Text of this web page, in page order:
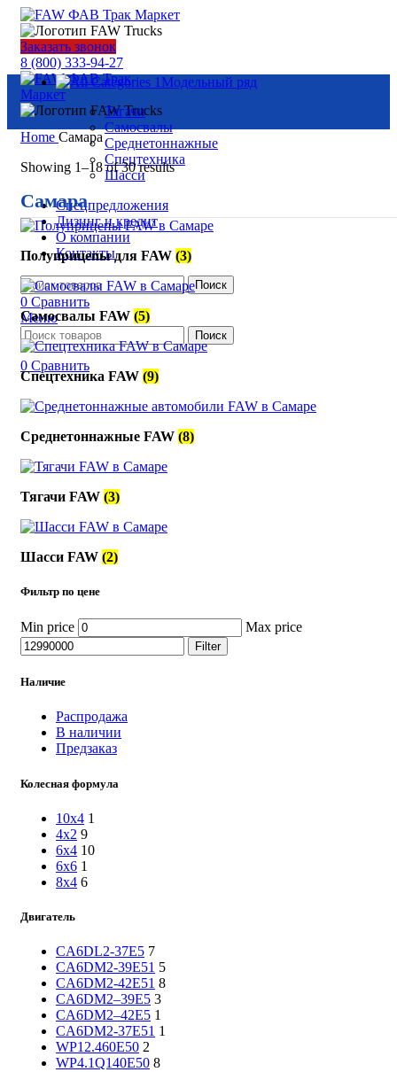
Заказать звонок
8 (800) 333-94-27
Модельный ряд
Тягачи
Самосвалы
Среднетоннажные
Спецтехника
Шасси
Спецпредложения
Лизинг и кредит
О компании
Контакты
Поиск
0 Сравнить
Меню
Поиск
0 Сравнить
Home Самара
Showing 1–18 of 30 results
Самара
Полуприцепы для FAW (3)
Самосвалы FAW (5)
Спецтехника FAW (9)
Среднетоннажные FAW (8)
Тягачи FAW (3)
Шасси FAW (2)
Фильтр по цене
Min price Max price
Filter
Наличие
Распродажа
В наличии
Предзаказ
Колесная формула
10x4 1
4x2 9
6x4 10
6x6 1
8x4 6
Двигатель
CA6DL2-37E5 7
CA6DM2-39E51 5
CA6DM2-42E51 8
CA6DM2–39E5 3
CA6DM2–42E5 1
CA6DМ2-37E51 1
WP12.460E50 2
WP4.1Q140E50 8